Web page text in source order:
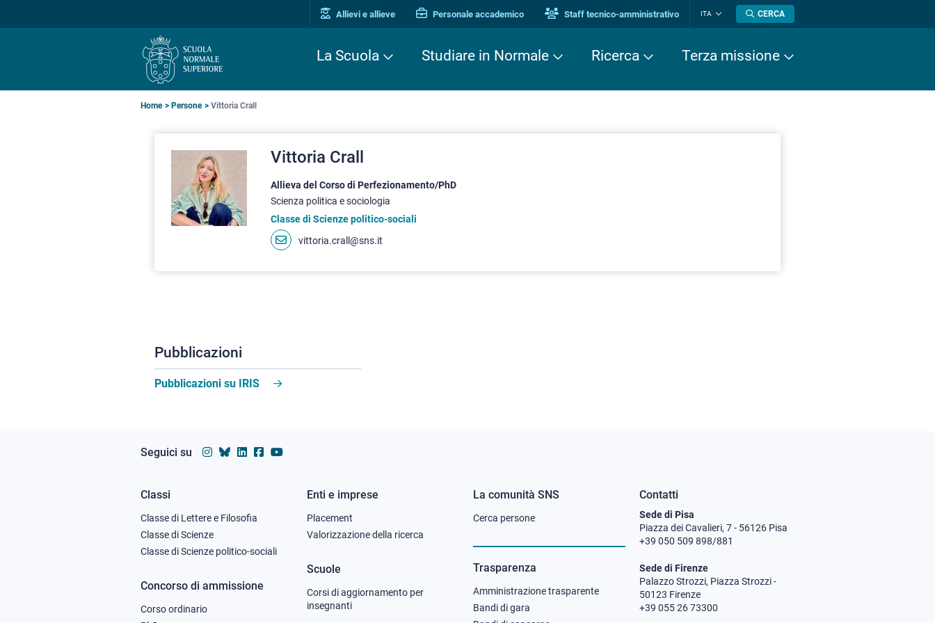
Allievi e allieve Personale accademico Staff tecnico-amministrativo ITA
lingua
CERCA
La Scuola Studiare in Normale Ricerca Terza missione
Briciole
pane
Home Persone Vittoria Crall
Vittoria Crall
Allieva del Corso di Perfezionamento/PhD
Scienza politica e sociologia
Classe di Scienze politico-sociali
vittoria.crall@sns.it
Pubblicazioni
Pubblicazioni su IRIS
Seguici su
Footer
column
Classi
Classe di Lettere e Filosofia
Classe di Scienze
Classe di Scienze politico-sociali
Concorso di ammissione
Corso ordinario
Footer
column
2
Enti e imprese
Placement
Valorizzazione della ricerca
Scuole
Corsi di aggiornamento per
insegnanti
Footer
column
3
La comunità SNS
Cerca persone
Trasparenza
Amministrazione trasparente
Bandi di gara
Contatti
Sede di Pisa
Piazza dei Cavalieri, 7 - 56126 Pisa
+39 050 509 898/881
Sede di Firenze
Palazzo Strozzi, Piazza Strozzi -
50123 Firenze
+39 055 26 73300